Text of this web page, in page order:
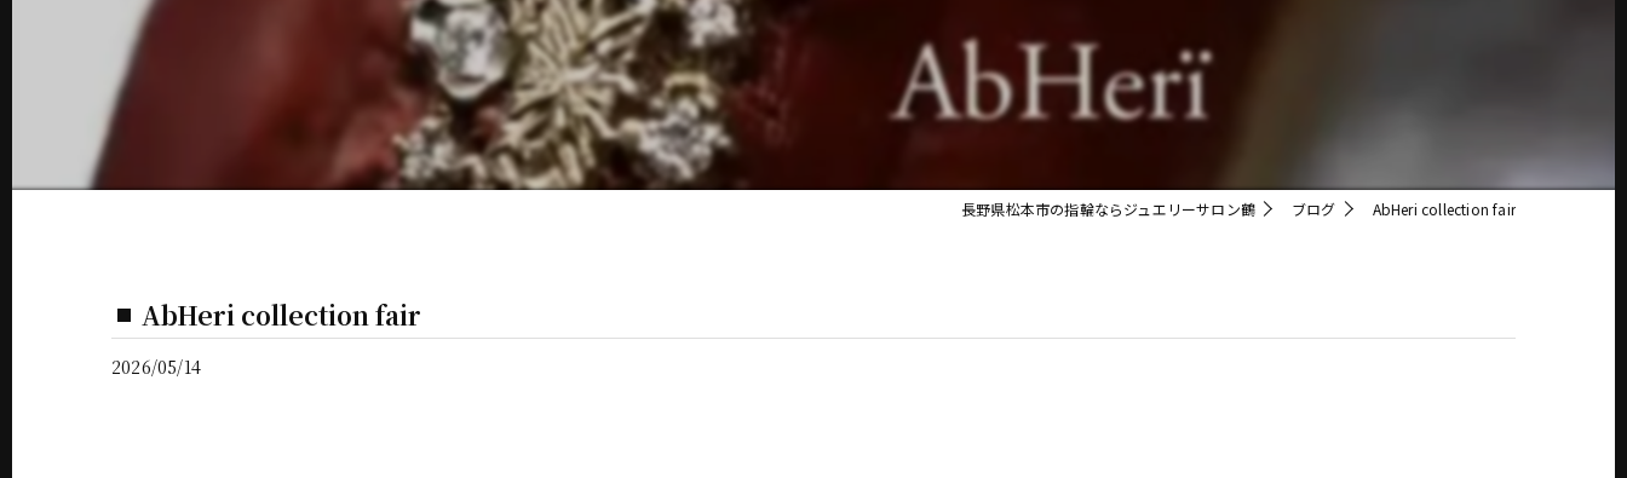
長野県松本市の指輪ならジュエリーサロン鶴 ブログ AbHeri collection fair
AbHeri collection fair
2026/05/14